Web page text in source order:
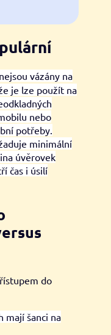
nejsou vázány na
je lze použít na
nebo
potřeby.
minimální
úvěrovek
čas i úsilí
do
mají šanci na